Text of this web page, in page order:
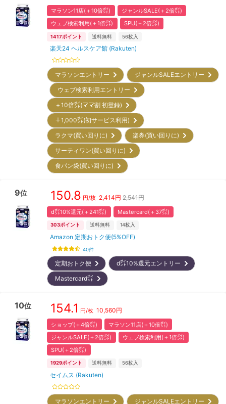
マラソン11店(＋10倍㌽)
ジャンルSALE(＋2倍㌽)
ウェブ検索利用(＋1倍㌽)
SPU(＋2倍㌽)
1417ポイント 送料無料 56枚入
楽天24 ヘルスケア館 (Rakuten)
マラソンエントリー
ジャンルSALEエントリー
ウェブ検索利用エントリー
＋10倍㌽(ママ割 初登録)
＋1,000㌽(初サービス利用)
ラクマ(買い回りに)
楽券(買い回りに)
サーティワン(買い回りに)
食パン袋(買い回りに)
9位 150.8 円/枚 2,414円 2,541円
d㌽10%還元(＋241㌽) Mastercard(＋37㌽)
303ポイント 送料無料 14枚入
Amazon 定期おトク便(5%OFF)
40件
定期おトク便
d㌽10%還元エントリー
Mastercard㌽
10位 154.1 円/枚 10,560円
ショップ(＋4倍㌽)
マラソン11店(＋10倍㌽)
ジャンルSALE(＋2倍㌽)
ウェブ検索利用(＋1倍㌽)
SPU(＋2倍㌽)
1929ポイント 送料無料 56枚入
セイムス (Rakuten)
マラソンエントリー
ジャンルSALEエントリー